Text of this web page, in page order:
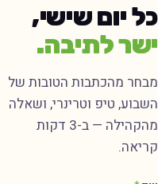
כל יום שישי,
ישר לתיבה.
מבחר מהכתבות הטובות של
השבוע, טיפ וטרינרי, ושאלה
מהקהילה — ב-3 דקות
קריאה.